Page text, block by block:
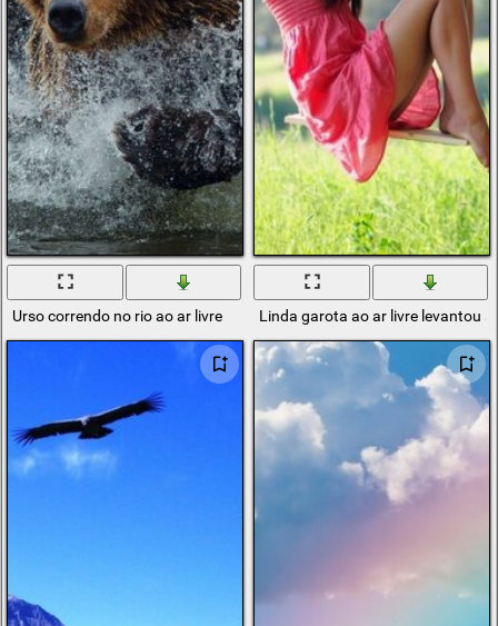
Urso correndo no rio ao ar livre Linda garota ao ar livre levantou